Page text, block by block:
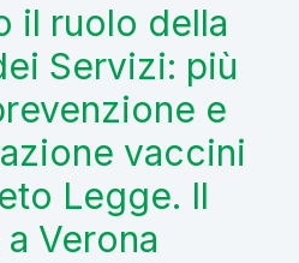
il ruolo della
Servizi: più
e
vaccini
Legge. Il
Verona